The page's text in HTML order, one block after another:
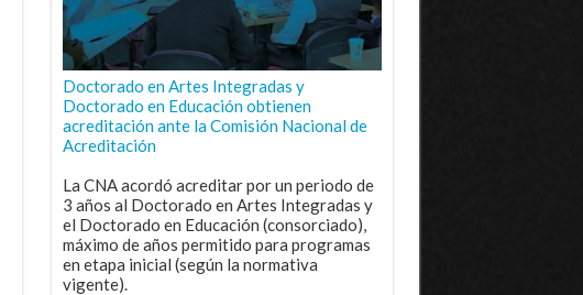
Doctorado en Artes Integradas y
Doctorado en Educación obtienen
acreditación ante la Comisión Nacional de
Acreditación
La CNA acordó acreditar por un periodo de
3 años al Doctorado en Artes Integradas y
el Doctorado en Educación (consorciado),
máximo de años permitido para programas
en etapa inicial (según la normativa
vigente).